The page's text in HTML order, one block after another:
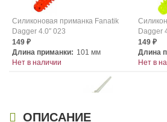
Силиконовая приманка Fanatik
Dagger 4.0″ 023
149 ₽
Длина приманки: 101 мм
Нет в наличии
Dagger
149 ₽
Длина
Нет в
ОПИСАНИЕ